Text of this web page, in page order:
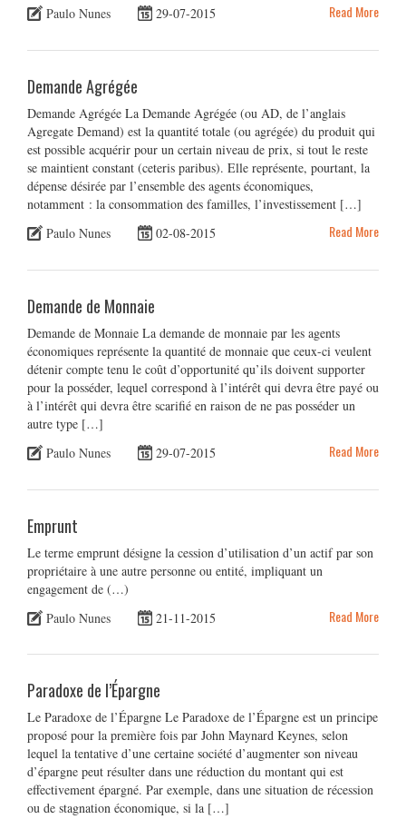
Paulo Nunes
29-07-2015 Read More
Demande Agrégée
Demande Agrégée La Demande Agrégée (ou AD, de l’anglais
Agregate Demand) est la quantité totale (ou agrégée) du produit qui
est possible acquérir pour un certain niveau de prix, si tout le reste
se maintient constant (ceteris paribus). Elle représente, pourtant, la
dépense désirée par l’ensemble des agents économiques,
notamment : la consommation des familles, l’investissement […]
Paulo Nunes
02-08-2015 Read More
Demande de Monnaie
Demande de Monnaie La demande de monnaie par les agents
économiques représente la quantité de monnaie que ceux-ci veulent
détenir compte tenu le coût d’opportunité qu’ils doivent supporter
pour la posséder, lequel correspond à l’intérêt qui devra être payé ou
à l’intérêt qui devra être scarifié en raison de ne pas posséder un
autre type […]
Paulo Nunes
29-07-2015 Read More
Emprunt
Le terme emprunt désigne la cession d’utilisation d’un actif par son
propriétaire à une autre personne ou entité, impliquant un
engagement de (…)
Paulo Nunes
21-11-2015 Read More
Paradoxe de l’Épargne
Le Paradoxe de l’Épargne Le Paradoxe de l’Épargne est un principe
proposé pour la première fois par John Maynard Keynes, selon
lequel la tentative d’une certaine société d’augmenter son niveau
d’épargne peut résulter dans une réduction du montant qui est
effectivement épargné. Par exemple, dans une situation de récession
ou de stagnation économique, si la […]